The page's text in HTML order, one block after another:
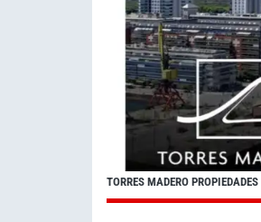
TORRES MADERO PROPIEDADES